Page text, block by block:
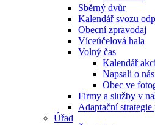
Sběrný dvůr
Kalendář svozu
Obecní zpravodaj
Víceúčelová hala
Volný čas
Kalendář
Napsali o nás
Obec ve
Firmy a služby v
Adaptační
Úřad